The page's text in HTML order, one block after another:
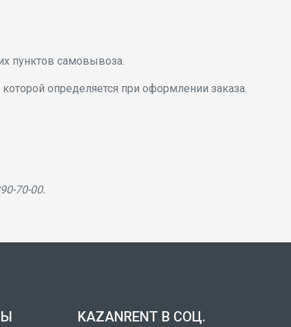
пунктов самовывоза.
определяется при оформлении заказа.
70-00.
KAZANRENT В СОЦ.